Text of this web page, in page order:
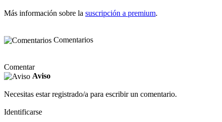
Más información sobre la suscripción a premium.
Comentarios
Comentar
Aviso
Necesitas estar registrado/a para escribir un comentario.
Identificarse